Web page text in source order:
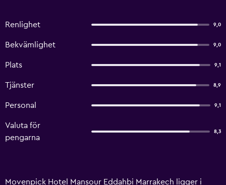
Renlighet 9,0
Bekvämlighet 9,0
Plats 9,1
Tjänster 8,9
Personal 9,1
Valuta för
pengarna
8,3
Movenpick Hotel Mansour Eddahbi Marrakech ligger i